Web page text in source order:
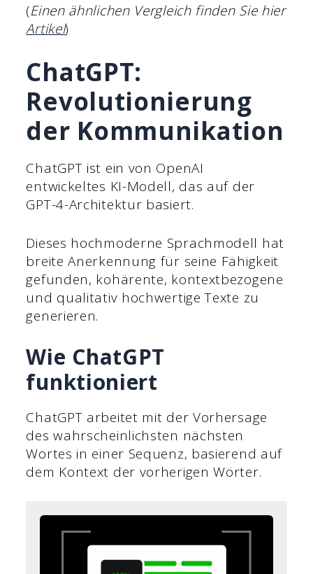
(Einen ähnlichen Vergleich finden Sie hier
Artikel)
ChatGPT:
Revolutionierung
der Kommunikation
ChatGPT ist ein von OpenAI
entwickeltes KI-Modell, das auf der
GPT-4-Architektur basiert.
Dieses hochmoderne Sprachmodell hat
breite Anerkennung für seine Fähigkeit
gefunden, kohärente, kontextbezogene
und qualitativ hochwertige Texte zu
generieren.
Wie ChatGPT
funktioniert
ChatGPT arbeitet mit der Vorhersage
des wahrscheinlichsten nächsten
Wortes in einer Sequenz, basierend auf
dem Kontext der vorherigen Wörter.